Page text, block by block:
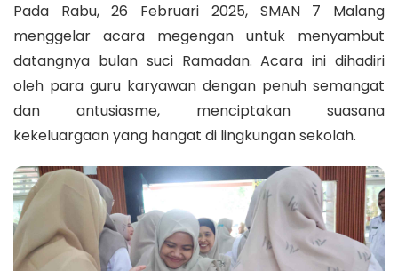
Pada Rabu, 26 Februari 2025, SMAN 7 Malang
menggelar acara megengan untuk menyambut
datangnya bulan suci Ramadan. Acara ini dihadiri
oleh para guru karyawan dengan penuh semangat
dan antusiasme, menciptakan suasana
kekeluargaan yang hangat di lingkungan sekolah.